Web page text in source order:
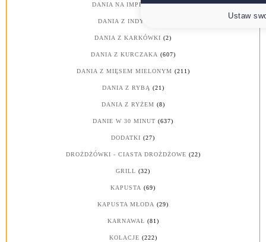
DANIA NA IMPREZY (487)
DANIA Z INDYKA
DANIA Z KARKÓWKI (2)
DANIA Z KURCZAKA (607)
DANIA Z MIĘSEM MIELONYM (211)
DANIA Z RYBĄ (21)
DANIA Z RYŻEM (8)
DANIE W 30 MINUT (637)
DODATKI (27)
DROŻDŻÓWKI - CIASTA DROŻDŻOWE (22)
GRILL (32)
KAPUSTA (69)
KAPUSTA MŁODA (29)
KARNAWAŁ (81)
KOLACJE (222)
Ustaw